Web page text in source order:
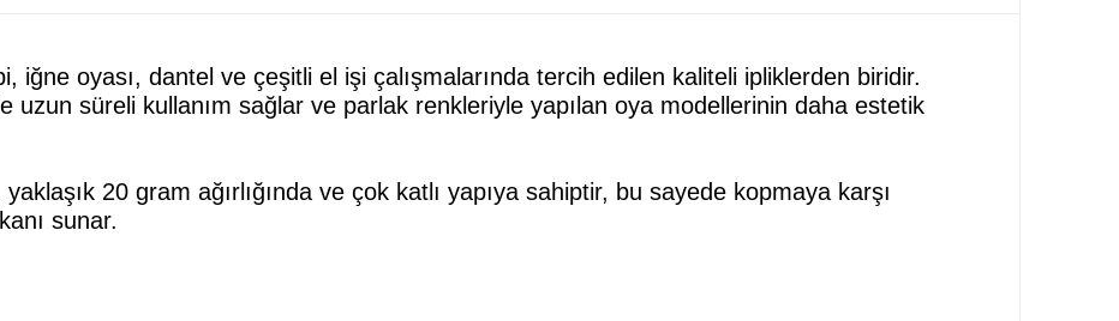
iğne oyası, dantel ve çeşitli el işi çalışmalarında tercih edilen kaliteli ipliklerden biridir.
uzun süreli kullanım sağlar ve parlak renkleriyle yapılan oya modellerinin daha estetik
20 gram ağırlığında ve çok katlı yapıya sahiptir, bu sayede kopmaya karşı
sunar.